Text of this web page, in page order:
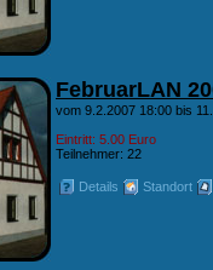
FebruarLAN
vom 9.2.2007 18:00 bis
Eintritt: 5.00 Euro
Teilnehmer: 22
Details Standort